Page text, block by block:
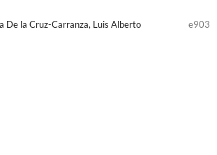
De la Cruz-Carranza, Luis Alberto
e903